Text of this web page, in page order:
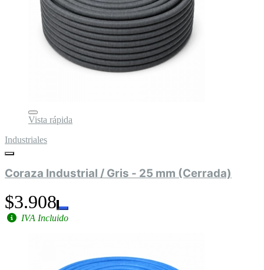
Vista rápida
Industriales
Coraza Industrial / Gris - 25 mm (Cerrada)
$3.908
IVA Incluido